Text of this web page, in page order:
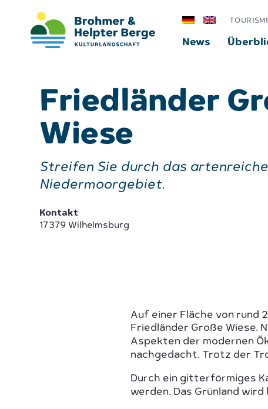
News
Friedländer
Wiese
Streifen Sie durch das artenreiche
Niedermoorgebiet.
Kontakt
17379 Wilhelmsburg
Auf einer Fläche von rund
Friedländer Große Wiese.
Aspekten der modernen
nachgedacht. Trotz der
Durch ein gitterförmiges
werden. Das Grünland